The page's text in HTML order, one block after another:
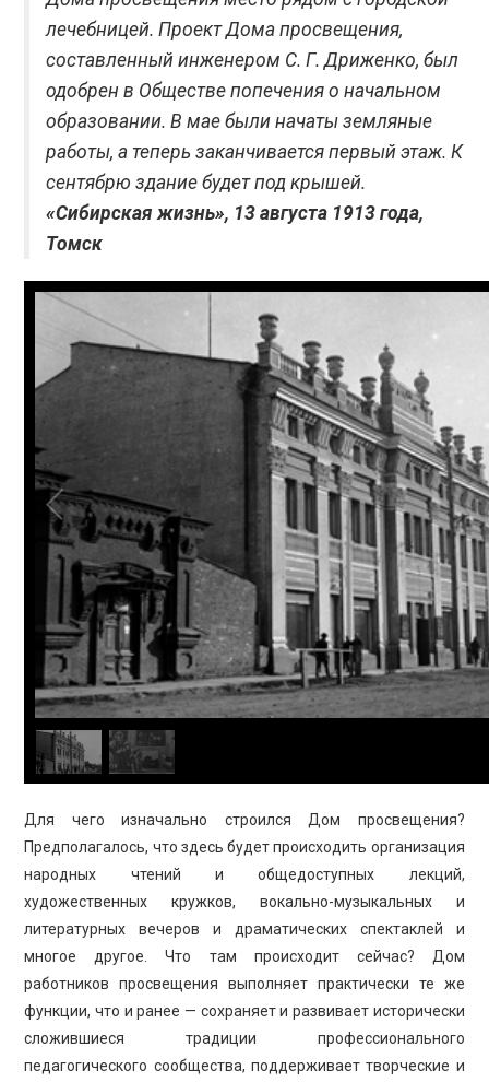
лечебницей. Проект Дома просвещения,
составленный инженером С. Г. Дриженко, был
одобрен в Обществе попечения о начальном
образовании. В мае были начаты земляные
работы, а теперь заканчивается первый этаж. К
сентябрю здание будет под крышей.
«Сибирская жизнь», 13 августа 1913 года,
Томск
Для чего изначально строился Дом просвещения?
Предполагалось, что здесь будет происходить организация
народных чтений и общедоступных лекций,
художественных кружков, вокально-музыкальных и
литературных вечеров и драматических спектаклей и
многое другое. Что там происходит сейчас? Дом
работников просвещения выполняет практически те же
функции, что и ранее — сохраняет и развивает исторически
сложившиеся традиции профессионального
педагогического сообщества, поддерживает творческие и